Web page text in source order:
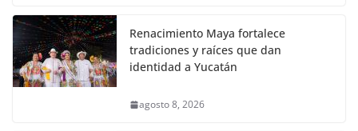
Renacimiento Maya fortalece
tradiciones y raíces que dan
identidad a Yucatán
agosto 8, 2026